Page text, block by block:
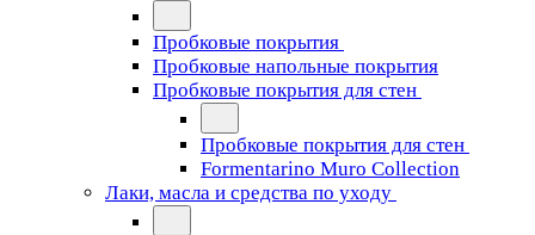
Пробковые покрытия
Пробковые напольные покрытия
Пробковые покрытия для стен
Пробковые покрытия для стен
Formentarino Muro Collection
Лаки, масла и средства по уходу